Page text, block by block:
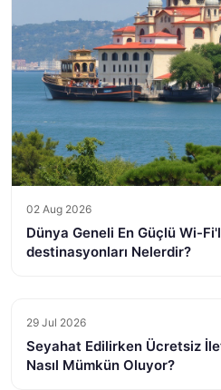
02 Aug 2026
Dünya Geneli En Güçlü Wi-
destinasyonları Nelerdir?
29 Jul 2026
Seyahat Edilirken Ücretsiz
Nasıl Mümkün Oluyor?